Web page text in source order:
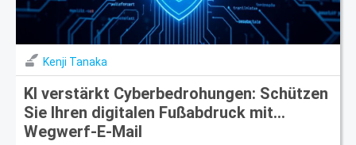
Kenji Tanaka
KI verstärkt Cyberbedrohungen: Schützen
Sie Ihren digitalen Fußabdruck mit
Wegwerf-E-Mail